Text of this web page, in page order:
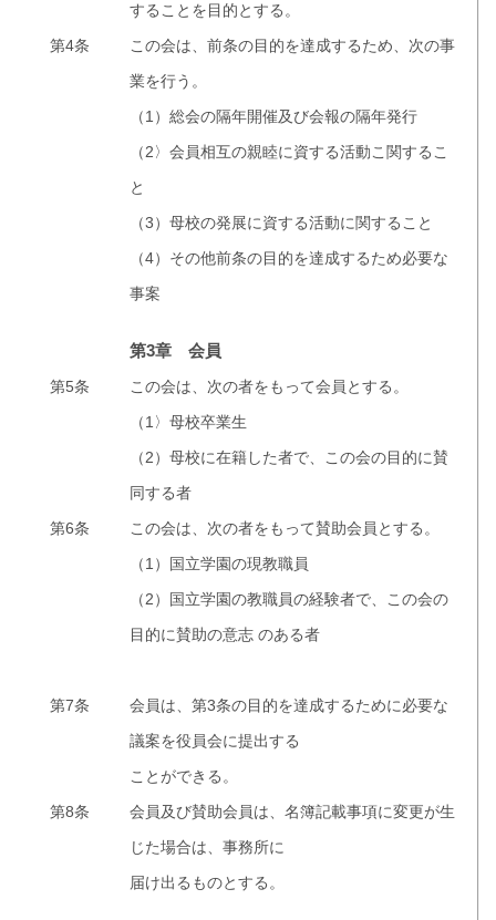
することを目的とする。
第4条
この会は、前条の目的を達成するため、次の事
業を行う。
（1）総会の隔年開催及び会報の隔年発行
（2〉会員相互の親睦に資する活動こ関するこ
と
（3）母校の発展に資する活動に関すること
（4）その他前条の目的を達成するため必要な
事案
第3章 会員
第5条
この会は、次の者をもって会員とする。
（1〉母校卒業生
（2）母校に在籍した者で、この会の目的に賛
同する者
第6条
この会は、次の者をもって賛助会員とする。
（1）国立学園の現教職員
（2）国立学園の教職員の経験者で、この会の
目的に賛助の意志 のある者
第7条
会員は、第3条の目的を達成するために必要な
議案を役員会に提出する
ことができる。
第8条
会員及び賛助会員は、名簿記載事項に変更が生
じた場合は、事務所に
届け出るものとする。